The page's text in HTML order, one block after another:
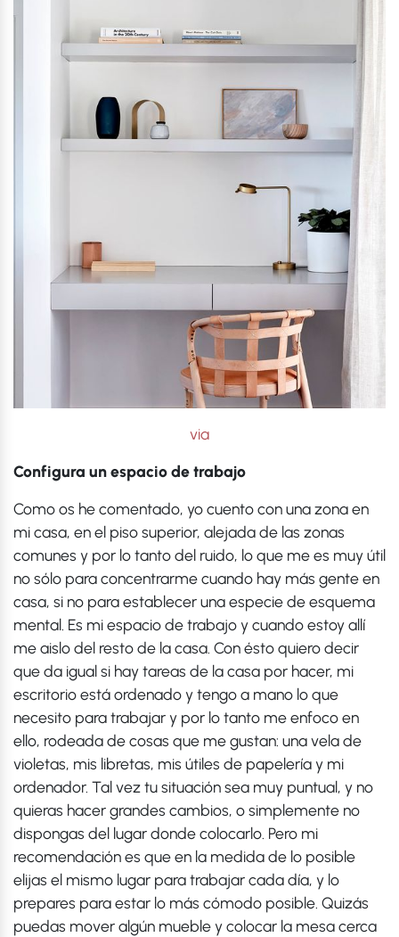
via
Configura un espacio de trabajo
Como os he comentado, yo cuento con una zona en
mi casa, en el piso superior, alejada de las zonas
comunes y por lo tanto del ruido, lo que me es muy útil
no sólo para concentrarme cuando hay más gente en
casa, si no para establecer una especie de esquema
mental. Es mi espacio de trabajo y cuando estoy allí
me aislo del resto de la casa. Con ésto quiero decir
que da igual si hay tareas de la casa por hacer, mi
escritorio está ordenado y tengo a mano lo que
necesito para trabajar y por lo tanto me enfoco en
ello, rodeada de cosas que me gustan: una vela de
violetas, mis libretas, mis útiles de papelería y mi
ordenador. Tal vez tu situación sea muy puntual, y no
quieras hacer grandes cambios, o simplemente no
dispongas del lugar donde colocarlo. Pero mi
recomendación es que en la medida de lo posible
elijas el mismo lugar para trabajar cada día, y lo
prepares para estar lo más cómodo posible. Quizás
puedas mover algún mueble y colocar la mesa cerca